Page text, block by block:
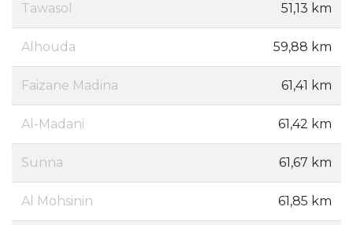
Tawasol 51,13 km
Alhouda 59,88 km
Faizane Madina 61,41 km
Al-Madani 61,42 km
Sunna 61,67 km
Al Mohsinin 61,85 km